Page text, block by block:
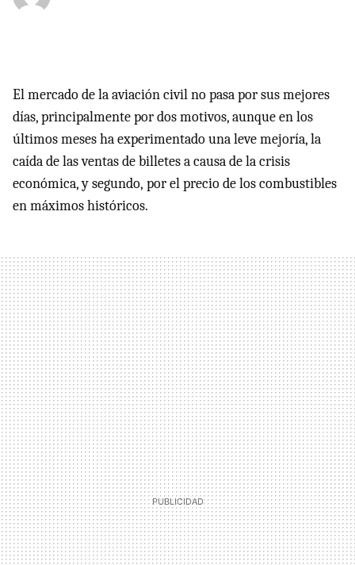
El mercado de la aviación civil no pasa por sus mejores
días, principalmente por dos motivos, aunque en los
últimos meses ha experimentado una leve mejoría, la
caída de las ventas de billetes a causa de la crisis
económica, y segundo, por el precio de los combustibles
en máximos históricos.